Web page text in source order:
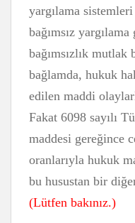
yargılama
bağımsız
bağımsızlık mutlak
bağlamda, hukuk
edilen maddi
Fakat 6098 sayılı
maddesi gereğince
oranlarıyla hukuk
bu husustan bir
(Lütfen bakınız.)